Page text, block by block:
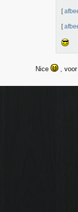
[
[
Nice ,